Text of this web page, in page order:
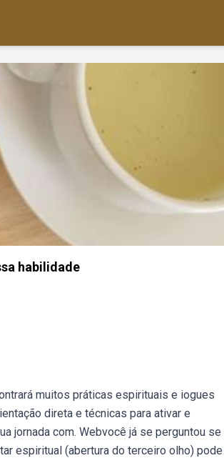
habilidade
muitos práticas espirituais e iogues
direta e técnicas para ativar e
jornada com. Webvocê já se perguntou se
espiritual (abertura do terceiro olho) pode